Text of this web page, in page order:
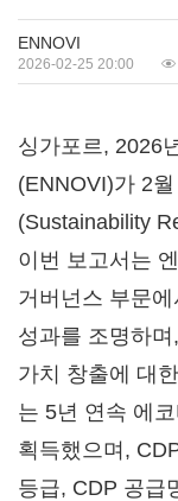
ENNOVI
2026-02-25 20:00
싱가포르, 2026
(ENNOVI)가 2
(Sustainability
이번 보고서는
거버넌스 부문
성과를 조명하
가치 창출에 대
는 5년 연속 에
획득했으며,
등급, CDP 공급